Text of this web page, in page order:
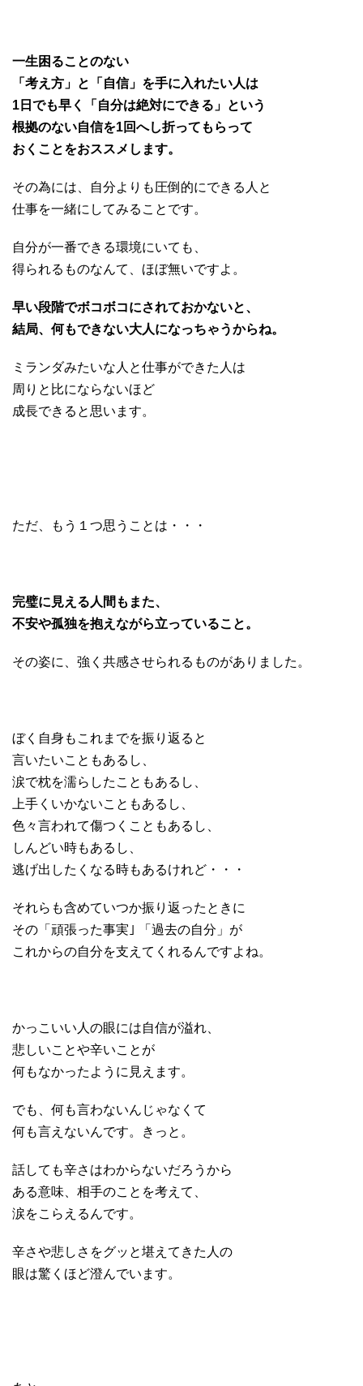
一生困ることのない
「考え方」と「自信」を手に入れたい人は
1日でも早く「自分は絶対にできる」という
根拠のない自信を1回へし折ってもらって
おくことをおススメします。
その為には、自分よりも圧倒的にできる人と
仕事を一緒にしてみることです。
自分が一番できる環境にいても、
得られるものなんて、ほぼ無いですよ。
早い段階でボコボコにされておかないと、
結局、何もできない大人になっちゃうからね。
ミランダみたいな人と仕事ができた人は
周りと比にならないほど
成長できると思います。
ただ、もう１つ思うことは・・・
完璧に見える人間もまた、
不安や孤独を抱えながら立っていること。
その姿に、強く共感させられるものがありました。
ぼく自身もこれまでを振り返ると
言いたいこともあるし、
涙で枕を濡らしたこともあるし、
上手くいかないこともあるし、
色々言われて傷つくこともあるし、
しんどい時もあるし、
逃げ出したくなる時もあるけれど・・・
それらも含めていつか振り返ったときに
その「頑張った事実｣ 「過去の自分」が
これからの自分を支えてくれるんですよね。
かっこいい人の眼には自信が溢れ、
悲しいことや辛いことが
何もなかったように見えます。
でも、何も言わないんじゃなくて
何も言えないんです。きっと。
話しても辛さはわからないだろうから
ある意味、相手のことを考えて、
涙をこらえるんです。
辛さや悲しさをグッと堪えてきた人の
眼は驚くほど澄んでいます。